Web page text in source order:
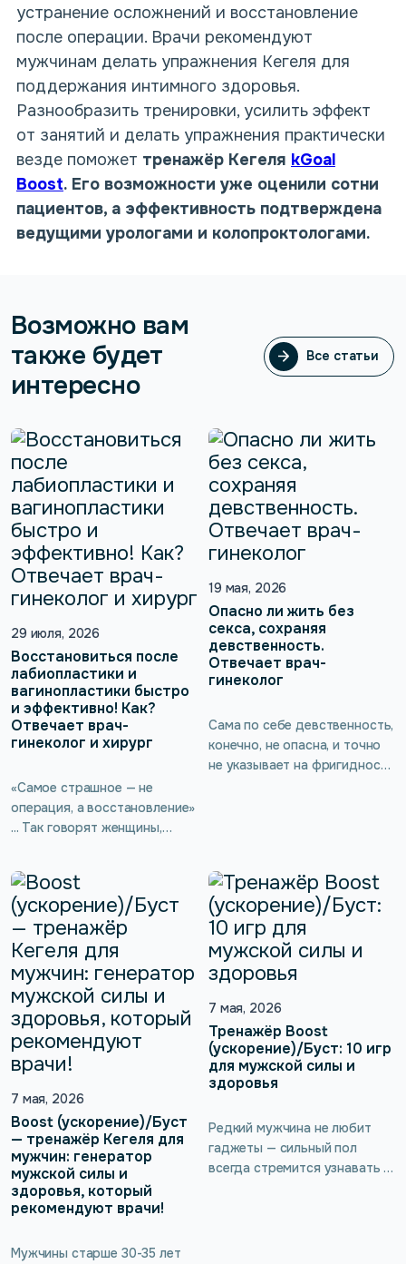
устранение осложнений и восстановление
после операции. Врачи рекомендуют
мужчинам делать упражнения Кегеля для
поддержания интимного здоровья.
Разнообразить тренировки, усилить эффект
от занятий и делать упражнения практически
везде поможет тренажёр Кегеля kGoal
Boost. Его возможности уже оценили сотни
пациентов, а эффективность подтверждена
ведущими урологами и колопроктологами.
Возможно вам
также будет
интересно
Все статьи
Все статьи
29 июля, 2026
Восстановиться после
лабиопластики и
вагинопластики быстро
и эффективно! Как?
Отвечает врач-
гинеколог и хирург
«Самое страшное — не
операция, а восстановление»
... Так говорят женщины,
лабиопластику или
вагинопластику. Не повлияет
ли операция на
чувствительность? И можно
ли помочь организму
восстановиться быстрее?
Вместе с врачом-
гинекологом и хирургом
разбираем самые тревожные
вопросы, которые возникают
до и после интимной
19 мая, 2026
Опасно ли жить без
секса, сохраняя
девственность.
Отвечает врач-
гинеколог
Сама по себе девственность,
конечно, не опасна, и точно
не указывает на фригидность
Врач-гинеколог подробнее
расскажет о женской
сексуальности, а также о
тренажёре kGoal Boost
(ускорение)/Буст, который
помогает выполнять
упражнения Кегеля без
введения вагинального
зонда.
7 мая, 2026
Boost (ускорение)/Буст
— тренажёр Кегеля для
мужчин: генератор
мужской силы и
здоровья, который
рекомендуют врачи!
Мужчины старше 30-35 лет
7 мая, 2026
Тренажёр Boost
(ускорение)/Буст: 10 игр
для мужской силы и
здоровья
Редкий мужчина не любит
гаджеты — сильный пол
всегда стремится узнавать и